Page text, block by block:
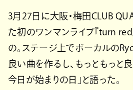
3月27日に大阪・梅田CLUB
た初のワンマンライブ『turn
の。ステージ上でボーカルの
良い曲を作るし、もっともっと
今日が始まりの日」と語った。